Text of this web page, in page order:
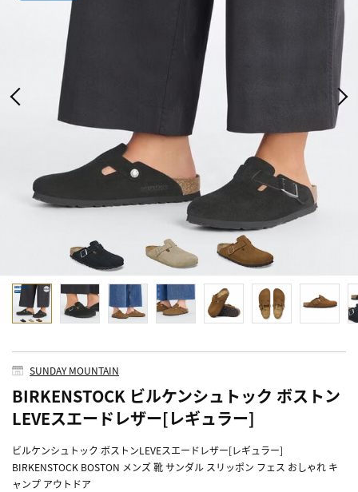
SUNDAY MOUNTAIN
BIRKENSTOCK ビルケンシュトック ボストン
LEVEスエードレザー[レギュラー]
ビルケンシュトック ボストンLEVEスエードレザー[レギュラー]
BIRKENSTOCK BOSTON メンズ 靴 サンダル スリッポン フェス おしゃれ キ
ャンプ アウトドア